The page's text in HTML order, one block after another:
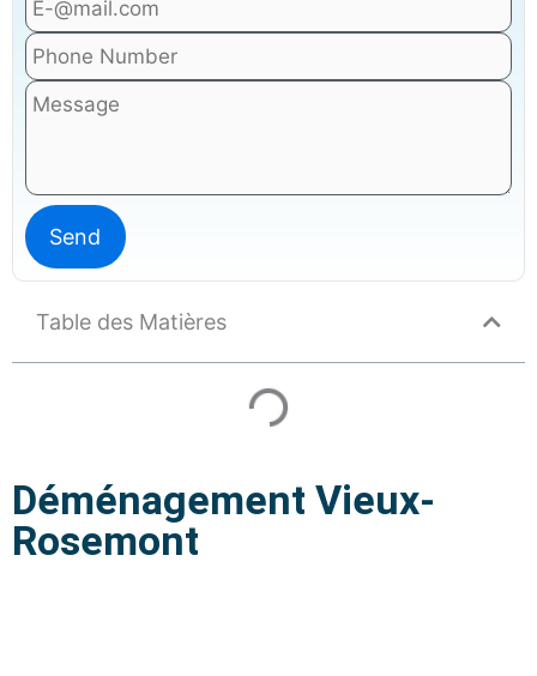
Déménagement Vieux-
Rosemont
Table des Matières